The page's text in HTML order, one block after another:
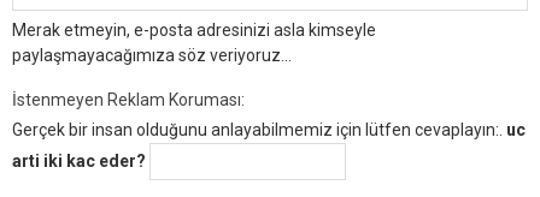
Merak etmeyin, e-posta adresinizi asla kimseyle
paylaşmayacağımıza söz veriyoruz...
İstenmeyen Reklam Koruması:
Gerçek bir insan olduğunu anlayabilmemiz için lütfen cevaplayın:. uc
arti iki kac eder?